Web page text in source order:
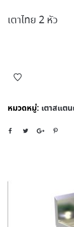
เตาไทย 2 หัว
หมวดหมู่: เตาสแต